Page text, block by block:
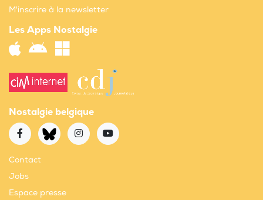
M'inscrire à la newsletter
Les Apps Nostalgie
Nostalgie belgique
Contact
Jobs
Espace presse